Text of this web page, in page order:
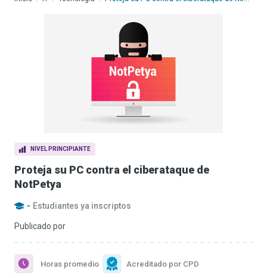
NIVEL PRINCIPIANTE
Proteja su PC contra el ciberataque de
NotPetya
- Estudiantes ya inscriptos
Publicado por
Horas promedio Acreditado por CPD